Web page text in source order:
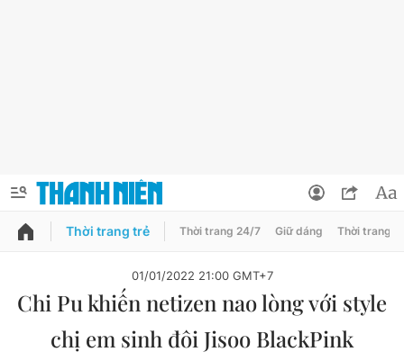
PODCAST QUẢNG CÁO
Chuyên mục
Thông tin tài khoản
Đổi mật khẩu
Thời trang trẻ Thời trang 24/7 Giữ dáng Thời trang
01/01/2022 21:00 GMT+7
Chi Pu khiến netizen nao lòng với style
chị em sinh đôi Jisoo BlackPink